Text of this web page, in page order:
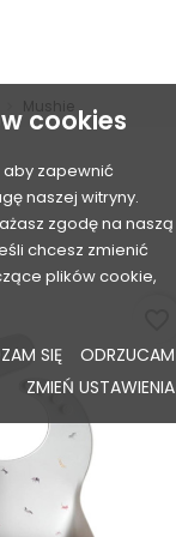
cookies
aby zapewnić
naszej witryny.
zgodę na naszą
chcesz zmienić
plików cookie,
SIĘ
ODRZUCAM
ZMIEŃ USTAWIENIA
Mushie